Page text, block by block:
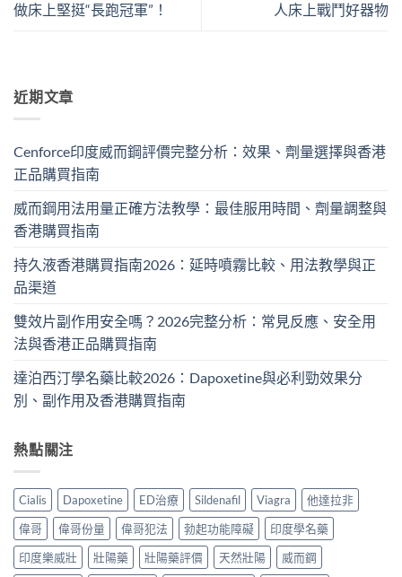
做床上堅挺“長跑冠軍”！
人床上戰鬥好器物
近期文章
Cenforce印度威而鋼評價完整分析：效果、劑量選擇與香港
正品購買指南
威而鋼用法用量正確方法教學：最佳服用時間、劑量調整與
香港購買指南
持久液香港購買指南2026：延時噴霧比較、用法教學與正
品渠道
雙效片副作用安全嗎？2026完整分析：常見反應、安全用
法與香港正品購買指南
達泊西汀學名藥比較2026：Dapoxetine與必利勁效果分
別、副作用及香港購買指南
熱點關注
Cialis Dapoxetine ED治療 Sildenafil Viagra
他達拉非
偉哥
偉哥份量 偉哥犯法 勃起功能障礙
印度學名藥
印度樂威壯
壯陽藥 壯陽藥評價 天然壯陽 威而鋼